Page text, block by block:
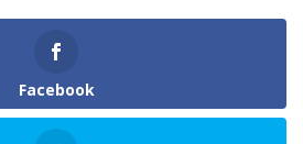
Facebook